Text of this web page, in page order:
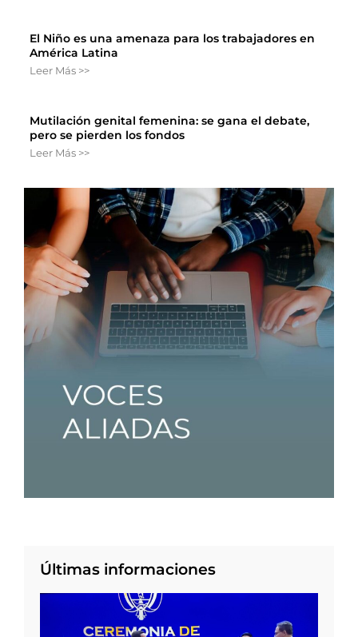
El Niño es una amenaza para los trabajadores en
América Latina
Leer Más >>
Mutilación genital femenina: se gana el debate,
pero se pierden los fondos
Leer Más >>
Últimas informaciones